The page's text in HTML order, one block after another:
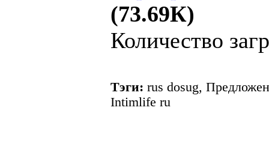
(73.69К)
Количество
Тэги: rus dosug,
Intimlife ru